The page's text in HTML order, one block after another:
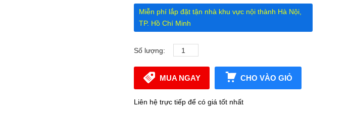
Miễn phí lắp đặt tận nhà khu vực nội thành Hà Nội,
TP. Hồ Chí Minh
Số lượng:
MUA NGAY CHO VÀO GIỎ
Liên hệ trực tiếp để có giá tốt nhất